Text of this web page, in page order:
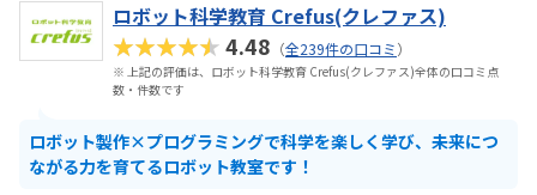
ロボット科学教育 Crefus(クレファス)
★★★★★4.48 （全239件の口コミ）
※ 上記の評価は、ロボット科学教育 Crefus(クレファス)全体の口コミ点
数・件数です
ロボット製作×プログラミングで科学を楽しく学び、未来につ
ながる力を育てるロボット教室です！